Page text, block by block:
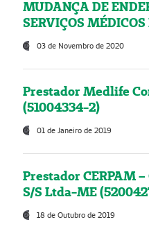
MUDANÇA DE
SERVIÇOS
03 de Novembro de 2020
Prestador Medlife
(51004334-2)
01 de Janeiro de 2019
Prestador CERPAM
S/S Ltda-ME
18 de Outubro de 2019